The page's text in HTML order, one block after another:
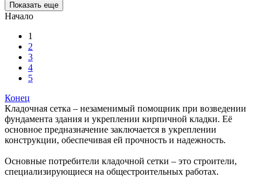
Показать еще
Начало
1
2
3
4
5
Конец
Кладочная сетка – незаменимый помощник при возведении
фундамента здания и укреплении кирпичной кладки. Её
основное предназначение заключается в укреплении
конструкции, обеспечивая ей прочность и надежность.
Основные потребители кладочной сетки – это строители,
специализирующиеся на общестроительных работах.